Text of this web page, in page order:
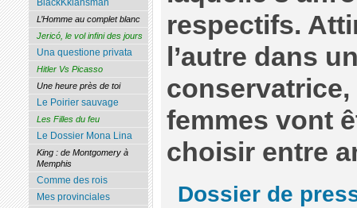
respectifs.
l’autre dans
femmes vont
choisir entre
Dossier de
BlackKklansman
L’Homme au complet blanc
Jericó, le vol infini des jours
Una questione privata
Hitler Vs Picasso
Une heure près de toi
Le Poirier sauvage
Les Filles du feu
Le Dossier Mona Lina
King : de Montgomery à
Memphis
Comme des rois
Mes provinciales